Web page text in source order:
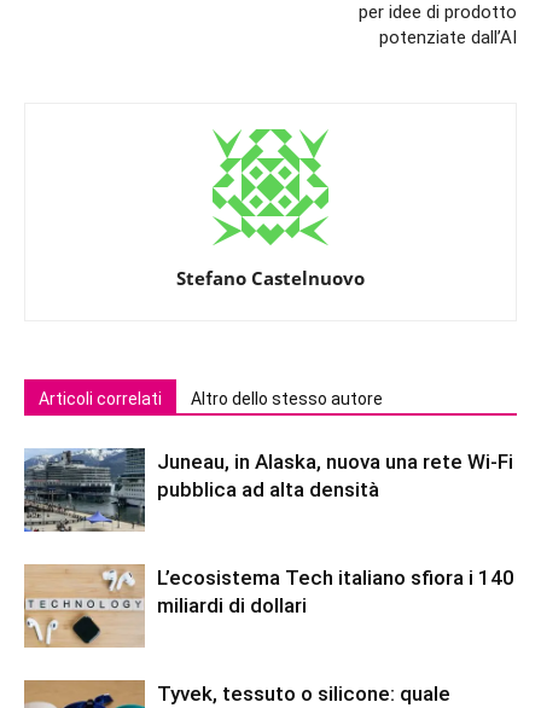
per idee di prodotto
potenziate dall’AI
Stefano Castelnuovo
Articoli correlati Altro dello stesso autore
Juneau, in Alaska, nuova una rete Wi-Fi
pubblica ad alta densità
L’ecosistema Tech italiano sfiora i 140
miliardi di dollari
Tyvek, tessuto o silicone: quale